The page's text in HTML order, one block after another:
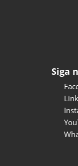
Siga